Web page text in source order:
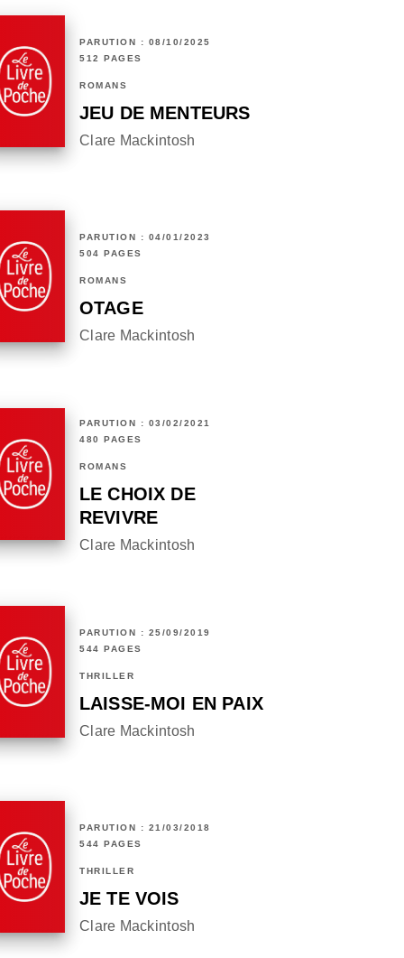
PARUTION : 08/10/2025
512 PAGES
ROMANS
JEU DE MENTEURS
Clare Mackintosh
PARUTION : 04/01/2023
504 PAGES
ROMANS
OTAGE
Clare Mackintosh
PARUTION : 03/02/2021
480 PAGES
ROMANS
LE CHOIX DE
REVIVRE
Clare Mackintosh
PARUTION : 25/09/2019
544 PAGES
THRILLER
LAISSE-MOI EN PAIX
Clare Mackintosh
PARUTION : 21/03/2018
544 PAGES
THRILLER
JE TE VOIS
Clare Mackintosh